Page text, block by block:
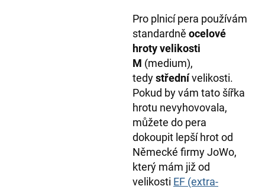
Pro plnicí pera používám
standardně ocelové
hroty velikosti
M (medium),
tedystřednívelikosti.
Pokud by vám tato šířka
hrotu nevyhovovala,
můžete do pera
dokoupit lepší hrot od
Německé firmy JoWo,
který mám již od
velikosti EF (extra-